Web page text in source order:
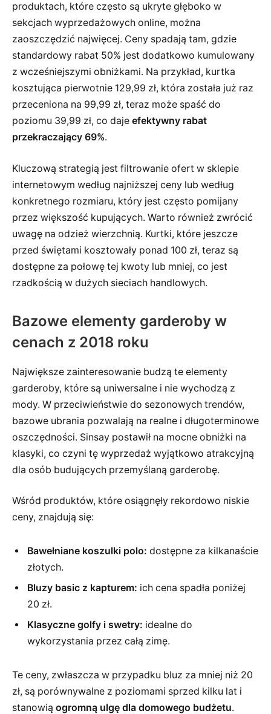
produktach, które często są ukryte głęboko w
sekcjach wyprzedażowych online, można
zaoszczędzić najwięcej. Ceny spadają tam, gdzie
standardowy rabat 50% jest dodatkowo kumulowany
z wcześniejszymi obniżkami. Na przykład, kurtka
kosztująca pierwotnie 129,99 zł, która została już raz
przeceniona na 99,99 zł, teraz może spaść do
poziomu 39,99 zł, co daje efektywny rabat
przekraczający 69%.
Kluczową strategią jest filtrowanie ofert w sklepie
internetowym według najniższej ceny lub według
konkretnego rozmiaru, który jest często pomijany
przez większość kupujących. Warto również zwrócić
uwagę na odzież wierzchnią. Kurtki, które jeszcze
przed świętami kosztowały ponad 100 zł, teraz są
dostępne za połowę tej kwoty lub mniej, co jest
rzadkością w dużych sieciach handlowych.
Bazowe elementy garderoby w
cenach z 2018 roku
Największe zainteresowanie budzą te elementy
garderoby, które są uniwersalne i nie wychodzą z
mody. W przeciwieństwie do sezonowych trendów,
bazowe ubrania pozwalają na realne i długoterminowe
oszczędności. Sinsay postawił na mocne obniżki na
klasyki, co czyni tę wyprzedaż wyjątkowo atrakcyjną
dla osób budujących przemyślaną garderobę.
Wśród produktów, które osiągnęły rekordowo niskie
ceny, znajdują się:
Bawełniane koszulki polo: dostępne za kilkanaście
złotych.
Bluzy basic z kapturem: ich cena spadła poniżej
20 zł.
Klasyczne golfy i swetry: idealne do
wykorzystania przez całą zimę.
Te ceny, zwłaszcza w przypadku bluz za mniej niż 20
zł, są porównywalne z poziomami sprzed kilku lat i
stanowią ogromną ulgę dla domowego budżetu.